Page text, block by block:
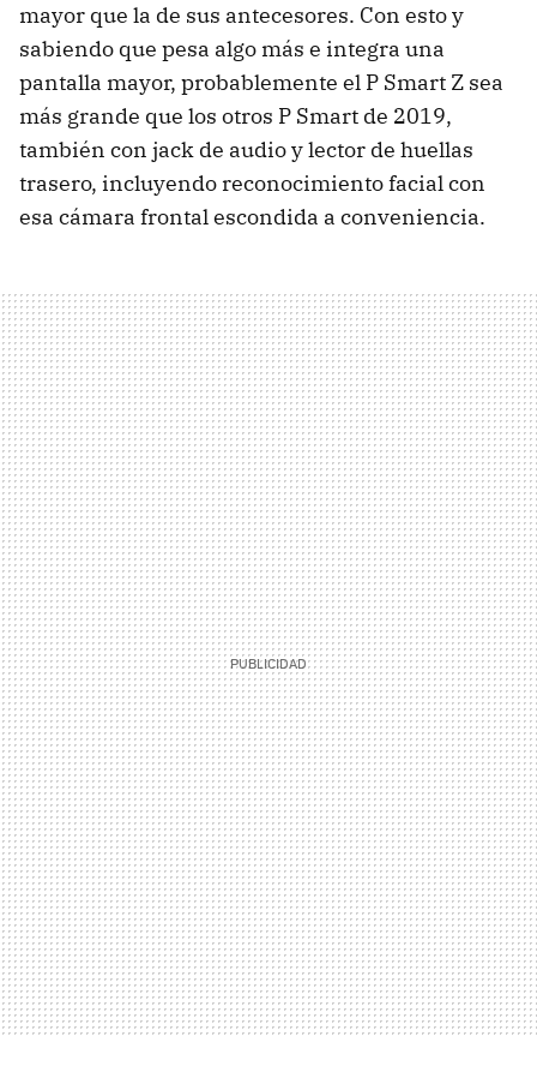
mayor que la de sus antecesores. Con esto y
sabiendo que pesa algo más e integra una
pantalla mayor, probablemente el P Smart Z sea
más grande que los otros P Smart de 2019,
también con jack de audio y lector de huellas
trasero, incluyendo reconocimiento facial con
esa cámara frontal escondida a conveniencia.